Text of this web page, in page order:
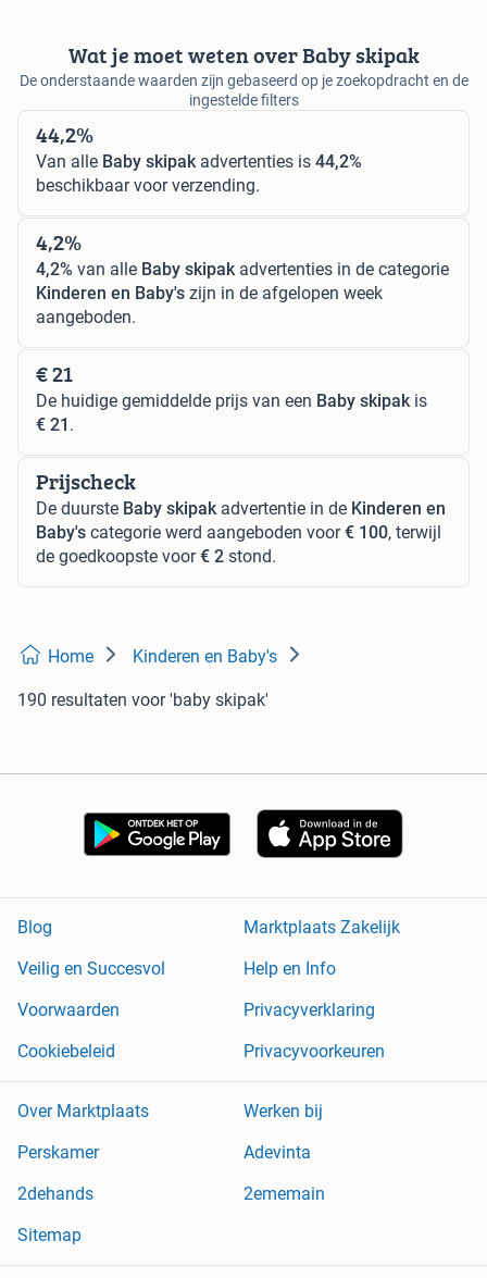
Wat je moet weten over Baby skipak
De onderstaande waarden zijn gebaseerd op je zoekopdracht en de
ingestelde filters
44,2%
Van alle Baby skipakadvertenties is 44,2%
beschikbaar voor verzending.
4,2%
4,2% van alle Baby skipakadvertenties in de categorie
Kinderen en Baby's zijn in de afgelopen week
aangeboden.
€ 21
De huidige gemiddelde prijs van een Baby skipakis
€ 21 .
Prijscheck
De duurste Baby skipakadvertentie in de Kinderen en
Baby's categorie werd aangeboden voor€ 100, terwijl
de goedkoopste voor€ 2 stond.
Home Kinderen en Baby's
190 resultaten voor 'baby skipak'
Blog
Marktplaats Zakelijk
Veilig en Succesvol
Help en Info
Voorwaarden
Privacyverklaring
Cookiebeleid
Privacyvoorkeuren
Over Marktplaats
Werken bij
Perskamer
Adevinta
2dehands
2ememain
Sitemap